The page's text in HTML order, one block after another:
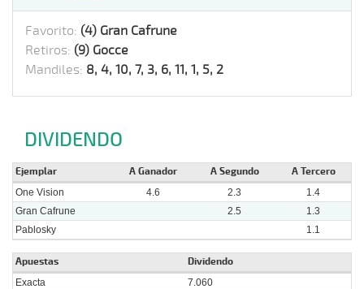
Favorito: (4) Gran Cafrune
Retiros: (9) Gocce
Mandiles: 8, 4, 10, 7, 3, 6, 11, 1, 5, 2
DIVIDENDO
Ejemplar A Ganador A Segundo A Tercero
One Vision 4.6 2.3
1.4
Gran Cafrune
2.5
1.3
Pablosky
1.1
Apuestas Dividendo
Exacta
7.060